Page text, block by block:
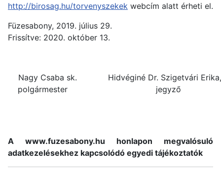
http://birosag.hu/torvenyszekek webcím alatt érheti el.
Füzesabony, 2019. július 29.
Frissítve: 2020. október 13.
Nagy Csaba sk.
polgármester
Hidvéginé Dr. Szigetvári
jegyző
A www.fuzesabony.hu honlapon megvalósuló
adatkezelésekhez kapcsolódó egyedi tájékoztatók